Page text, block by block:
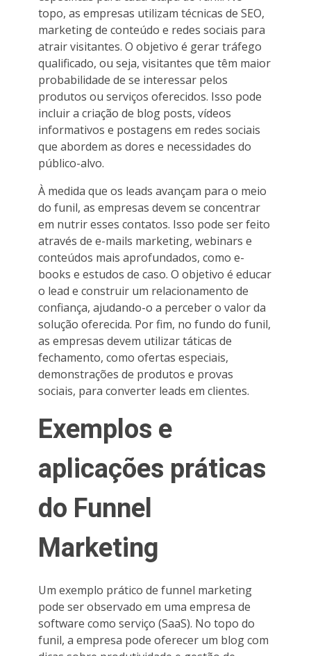
topo, as empresas utilizam técnicas de SEO,
marketing de conteúdo e redes sociais para
atrair visitantes. O objetivo é gerar tráfego
qualificado, ou seja, visitantes que têm maior
probabilidade de se interessar pelos
produtos ou serviços oferecidos. Isso pode
incluir a criação de blog posts, vídeos
informativos e postagens em redes sociais
que abordem as dores e necessidades do
público-alvo.
À medida que os leads avançam para o meio
do funil, as empresas devem se concentrar
em nutrir esses contatos. Isso pode ser feito
através de e-mails marketing, webinars e
conteúdos mais aprofundados, como e-
books e estudos de caso. O objetivo é educar
o lead e construir um relacionamento de
confiança, ajudando-o a perceber o valor da
solução oferecida. Por fim, no fundo do funil,
as empresas devem utilizar táticas de
fechamento, como ofertas especiais,
demonstrações de produtos e provas
sociais, para converter leads em clientes.
Exemplos e
aplicações práticas
do Funnel
Marketing
Um exemplo prático de funnel marketing
pode ser observado em uma empresa de
software como serviço (SaaS). No topo do
funil, a empresa pode oferecer um blog com